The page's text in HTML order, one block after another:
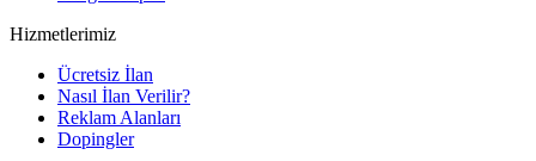
Hizmetlerimiz
Ücretsiz İlan
Nasıl İlan Verilir?
Reklam Alanları
Dopingler